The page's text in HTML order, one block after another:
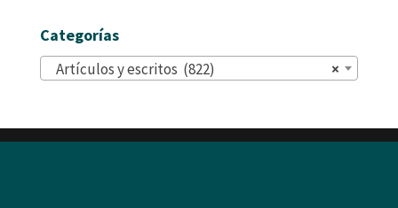
Categorías
×
Artículos y escritos (822)